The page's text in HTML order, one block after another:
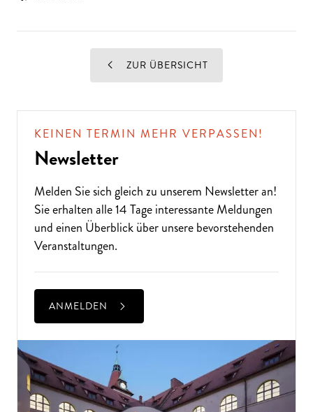
ZUR ÜBERSICHT
KEINEN TERMIN MEHR VERPASSEN!
Newsletter
Melden Sie sich gleich zu unserem Newsletteran!
Sie erhalten alle 14 Tage interessante Meldungen
und einen Überblick über unsere bevorstehenden
Veranstaltungen.
ANMELDEN